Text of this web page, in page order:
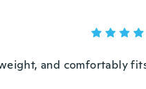
and comfortably